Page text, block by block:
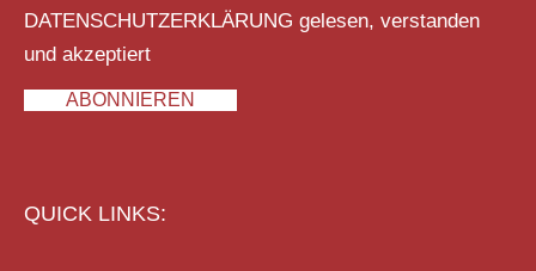
DATENSCHUTZERKLÄRUNG gelesen, verstanden
und akzeptiert
ABONNIEREN
QUICK LINKS: